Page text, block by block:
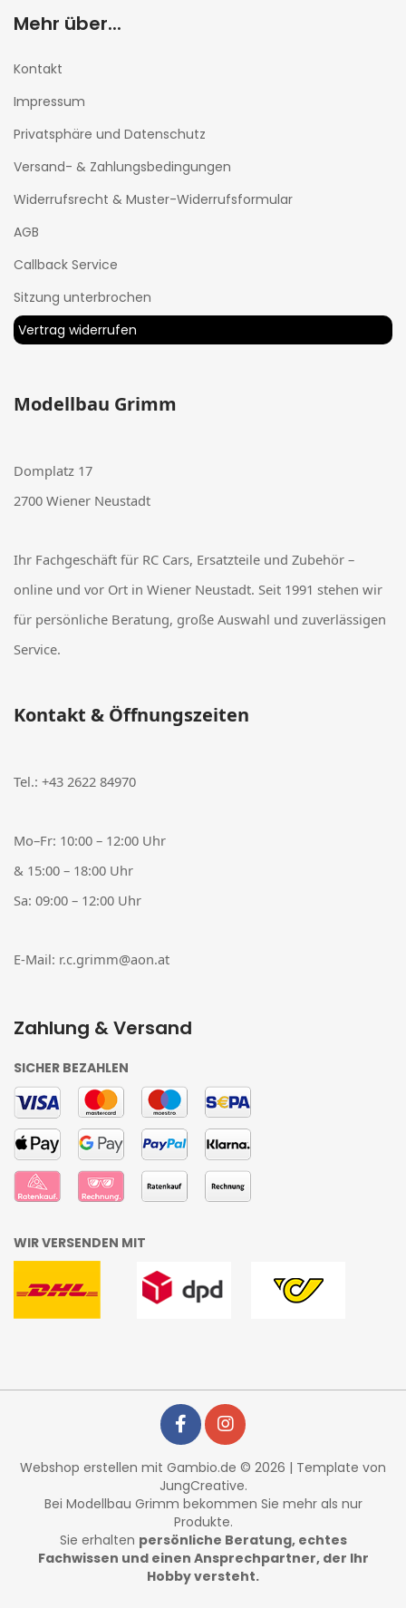
Mehr über...
Kontakt
Impressum
Privatsphäre und Datenschutz
Versand- & Zahlungsbedingungen
Widerrufsrecht & Muster-Widerrufsformular
AGB
Callback Service
Sitzung unterbrochen
Vertrag widerrufen
Modellbau Grimm
Domplatz 17
2700 Wiener Neustadt
Ihr Fachgeschäft für RC Cars, Ersatzteile und Zubehör –
online und vor Ort in Wiener Neustadt. Seit 1991 stehen wir
für persönliche Beratung, große Auswahl und zuverlässigen
Service.
Kontakt & Öffnungszeiten
Tel.: +43 2622 84970
Mo–Fr: 10:00 – 12:00 Uhr
& 15:00 – 18:00 Uhr
Sa: 09:00 – 12:00 Uhr
E-Mail: r.c.grimm@aon.at
Zahlung & Versand
SICHER BEZAHLEN
WIR VERSENDEN MIT
Webshop erstellen mit Gambio.de © 2026 | Template von
JungCreative.
Bei Modellbau Grimm bekommen Sie mehr als nur
Produkte.
Sie erhalten persönliche Beratung, echtes
Fachwissen und einen Ansprechpartner, der Ihr
Hobby versteht.